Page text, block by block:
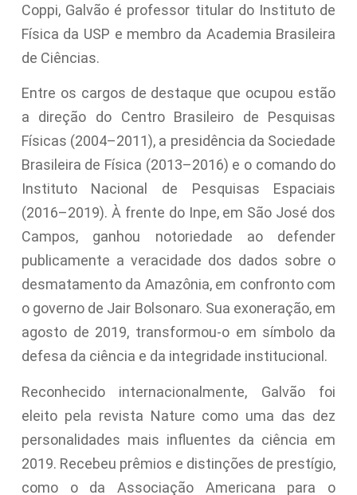
Coppi, Galvão é professor titular do Instituto de
Física da USP e membro da Academia Brasileira
de Ciências.
Entre os cargos de destaque que ocupou estão
a direção do Centro Brasileiro de Pesquisas
Físicas (2004–2011), a presidência da Sociedade
Brasileira de Física (2013–2016) e o comando do
Instituto Nacional de Pesquisas Espaciais
(2016–2019). À frente do Inpe, em São José dos
Campos, ganhou notoriedade ao defender
publicamente a veracidade dos dados sobre o
desmatamento da Amazônia, em confronto com
o governo de Jair Bolsonaro. Sua exoneração, em
agosto de 2019, transformou-o em símbolo da
defesa da ciência e da integridade institucional.
Reconhecido internacionalmente, Galvão foi
eleito pela revista Nature como uma das dez
personalidades mais influentes da ciência em
2019. Recebeu prêmios e distinções de prestígio,
como o da Associação Americana para o